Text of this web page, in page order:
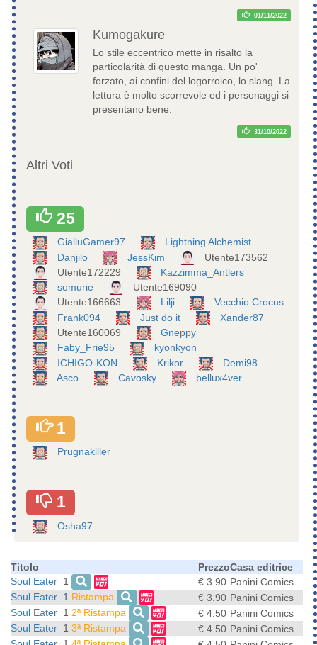
01/11/2022
Kumogakure
Lo stile eccentrico mette in risalto la
particolarità di questo manga. Un po'
forzato, ai confini del logorroico, lo slang. La
lettura è molto scorrevole ed i personaggi si
presentano bene.
31/10/2022
Altri Voti
25
GialluGamer97
Lightning Alchemist
Danjilo
JessKim
Utente173562
Utente172229
Kazzimma_Antlers
somurie
Utente169090
Utente166663
Lilji
Vecchio Crocus
Frank094
Just do it
Xander87
Utente160069
Gneppy
Faby_Frie95
kyonkyon
ICHIGO-KON
Krikor
Demi98
Asco
Cavosky bellux4ver
1
Prugnakiller
1
Osha97
Titolo PrezzoCasa editrice
Soul Eater 1 € 3.90 Panini Comics
Soul Eater 1 Ristampa € 3.90 Panini Comics
Soul Eater 1 2ª Ristampa € 4.50 Panini Comics
Soul Eater 1 3ª Ristampa € 4.50 Panini Comics